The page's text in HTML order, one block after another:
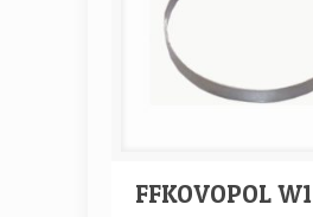
FFKOVOPOL W1